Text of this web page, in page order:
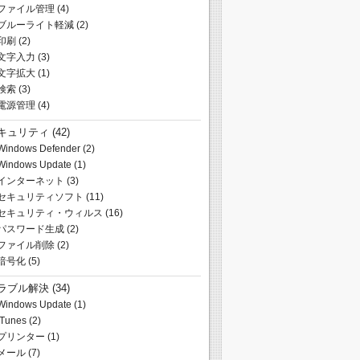
ァイル管理 (4)
ルーライト軽減 (2)
刷 (2)
字入力 (3)
字拡大 (1)
索 (3)
源管理 (4)
ュリティ (42)
Defender (2)
Update (1)
ンターネット (3)
キュリティソフト (11)
キュリティ・ウィルス (16)
スワード生成 (2)
ァイル削除 (2)
号化 (5)
ブル解決 (34)
Update (1)
(2)
リンター (1)
ール (7)